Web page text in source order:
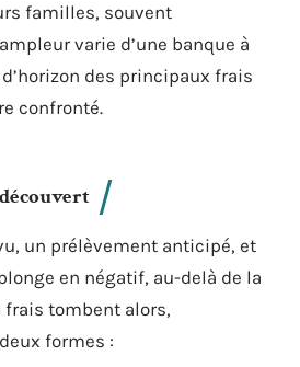
familles, souvent
varie d’une banque à
des principaux frais
confronté.
un prélèvement anticipé, et
en négatif, au-delà de la
frais tombent alors,
formes :